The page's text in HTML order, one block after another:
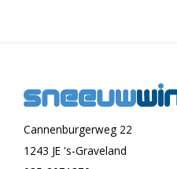
Cannenburgerweg 22
1243 JE 's-Graveland